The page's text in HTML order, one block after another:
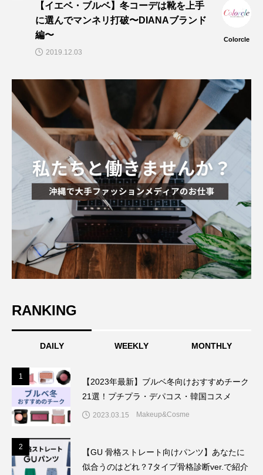
【イエベ・ブルベ】冬コーデは靴を上手
に選んでマンネリ打破〜DIANAブランド
編〜
Colorcle
2019.12.03
RANKING
DAILY WEEKLY MONTHLY
1
【2023年最新】ブルベ冬向けおすすめチーク
21選！プチプラ・デパコス・韓国コスメ
2023.03.15 Makeup&Cosme
2
【GU 骨格ストレート向けパンツ】あなたに
似合うのはどれ？7タイプ骨格診断ver.で紹介